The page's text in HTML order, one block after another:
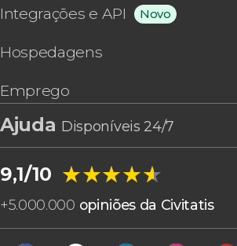
Integrações e API Novo
Hospedagens
Emprego
Ajuda Disponíveis 24/7
9,1/10 ★★★★★
★★★★★
+5.000.000 opiniões da Civitatis